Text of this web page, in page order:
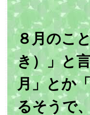
８月のこ
き）」と
月」とか
るそうで